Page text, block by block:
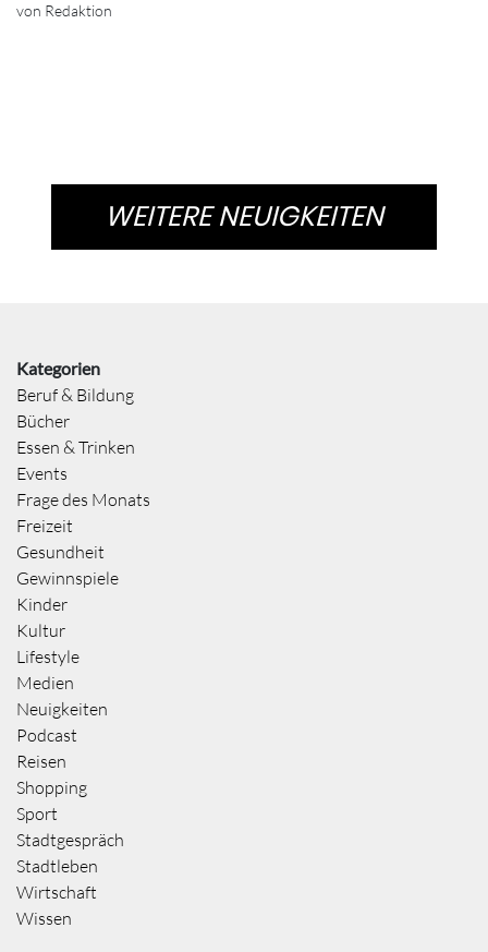
von Redaktion
WEITERE NEUIGKEITEN
Kategorien
Beruf & Bildung
Bücher
Essen & Trinken
Events
Frage des Monats
Freizeit
Gesundheit
Gewinnspiele
Kinder
Kultur
Lifestyle
Medien
Neuigkeiten
Podcast
Reisen
Shopping
Sport
Stadtgespräch
Stadtleben
Wirtschaft
Wissen